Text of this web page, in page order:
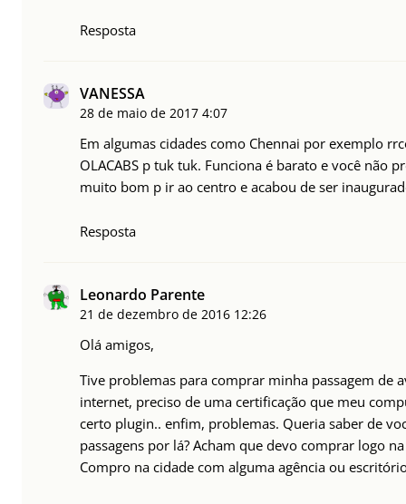
Resposta
VANESSA
28 de maio de 2017 4:07
Em algumas cidades como Chennai por exemplo
OLACABS p tuk tuk. Funciona é barato e você não
muito bom p ir ao centro e acabou de ser
Resposta
Leonardo Parente
21 de dezembro de 2016 12:26
Olá amigos,
Tive problemas para comprar minha passagem de
internet, preciso de uma certificação que meu
certo plugin.. enfim, problemas. Queria saber de
passagens por lá? Acham que devo comprar logo
Compro na cidade com alguma agência ou